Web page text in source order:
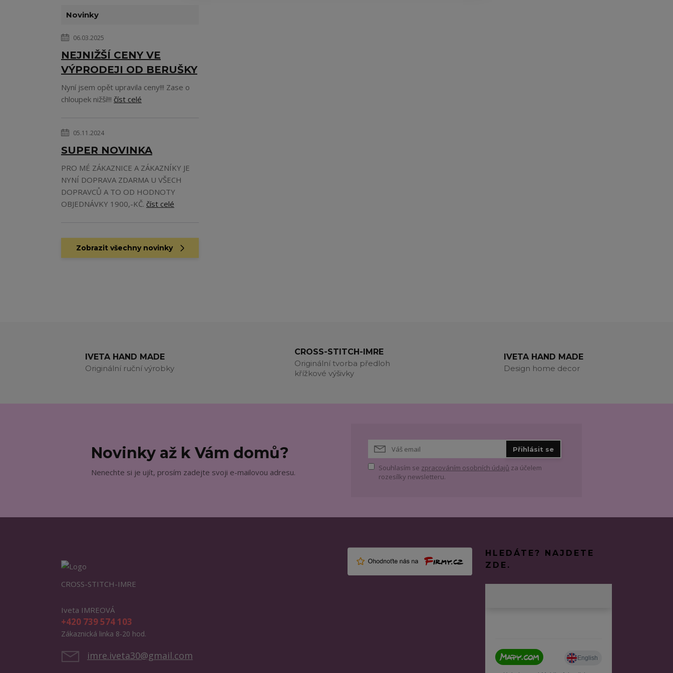
Novinky
06.03.2025
NEJNIŽŠÍ CENY VE
VÝPRODEJI OD BERUŠKY
Nyní jsem opět upravila ceny!!! Zase o
chloupek nižší!!! číst celé
05.11.2024
SUPER NOVINKA
PRO MÉ ZÁKAZNICE A ZÁKAZNÍKY JE
NYNÍ DOPRAVA ZDARMA U VŠECH
DOPRAVCŮ A TO OD HODNOTY
OBJEDNÁVKY 1900,-KČ. číst celé
Zobrazit všechny novinky
IVETA HAND MADE
Originální ruční výrobky
CROSS-STITCH-IMRE
Originální tvorba předloh
křížkové výšivky
IVETA HAND MADE
Design home decor
Novinky až k Vám domů?
Nenechte si je ujít, prosím zadejte svoji e-mailovou adresu.
Přihlásit se
Souhlasím se zpracováním osobních údajů za účelem
rozesílky newsletteru.
HLEDÁTE? NAJDETE
ZDE.
CROSS-STITCH-IMRE
Iveta IMREOVÁ
+420 739 574 103
Zákaznická linka 8-20 hod.
imre.iveta30@gmail.com